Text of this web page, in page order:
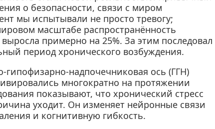
о безопасности, связи с миром
мы испытывали не просто тревогу;
масштабе распространённость
примерно на 25%. За этим последовал
период хронического возбуждения.
надпочечниковая ось (ГГН)
многократно на протяжении
показывают, что хронический стресс
уходит. Он изменяет нейронные связи
и когнитивную гибкость.